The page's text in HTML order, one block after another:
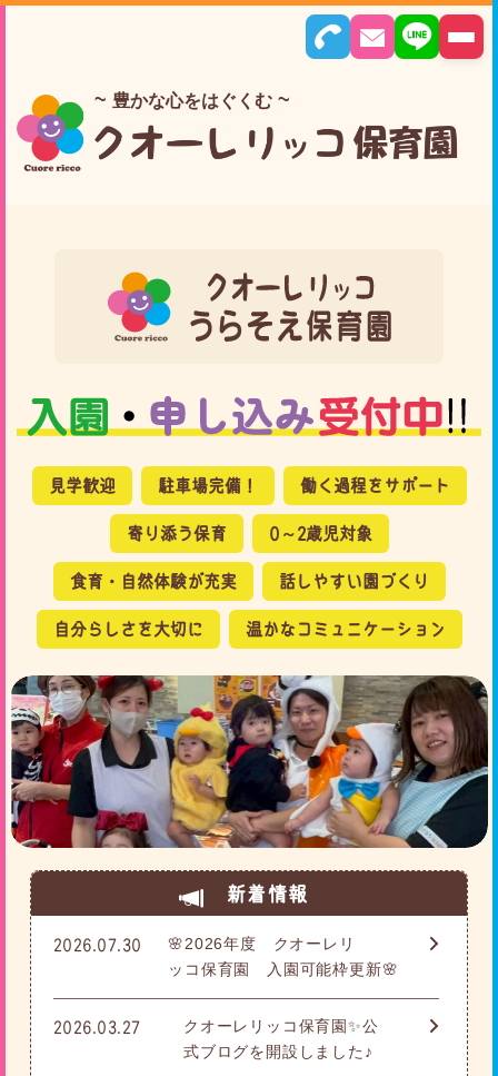
豊かな心をはぐくむ
見学歓迎 駐車場完備！ 働く過程をサポート
寄り添う保育 0～2歳児対象
食育・自然体験が充実 話しやすい園づくり
自分らしさを大切に 温かなコミュニケーション
新着情報
2026.07.30
🌸2026年度 クオーレリ
ッコ保育園 入園可能枠更新🌸
2026.03.27
クオーレリッコ保育園✨公
式ブログを開設しました♪